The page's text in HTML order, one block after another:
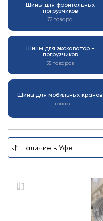
Шины для фронтальных
погрузчиков
72 товара
Шины для экскаватор -
погрузчиков
55 товаров
Шины для мобильных кранов
1 товар